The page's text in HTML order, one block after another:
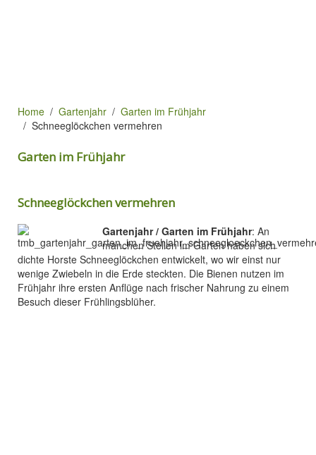
Home Gartenjahr
Garten im Frühjahr
Schneeglöckchen vermehren
Garten im Frühjahr
Schneeglöckchen vermehren
Gartenjahr / Garten im Frühjahr: An
manchen Stellen im Garten haben sich
dichte Horste Schneeglöckchen entwickelt, wo wir einst nur
wenige Zwiebeln in die Erde steckten. Die Bienen nutzen im
Frühjahr ihre ersten Anflüge nach frischer Nahrung zu einem
Besuch dieser Frühlingsblüher.